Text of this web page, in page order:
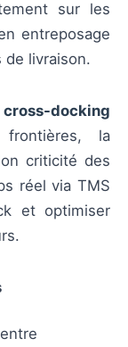
sur les
entreposage
livraison.
cross-docking
la
criticité des
réel via TMS
et optimiser